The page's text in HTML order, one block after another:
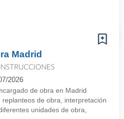
Madrid
2026
de obra en Madrid
de obra, interpretación
unidades de obra,